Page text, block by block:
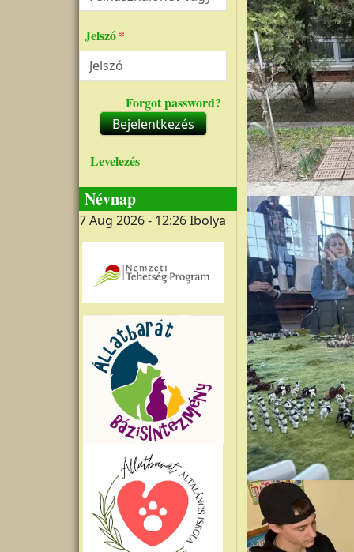
Jelszó
Forgot password?
Bejelentkezés
Levelezés
Névnap
7 Aug 2026 - 12:26Ibolya